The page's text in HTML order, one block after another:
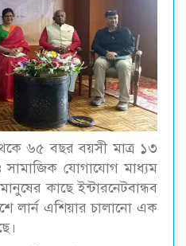
৬৫ বছর বয়সী মাত্র ১৩
সামাজিক যোগাযোগ মাধ্যম
কাছে ইন্টারনেটবান্ধব
লার্ন এশিয়ার চালানো এক